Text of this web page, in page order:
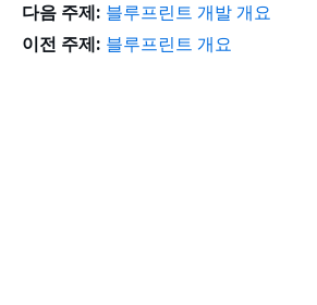
다음 주제: 블루프린트 개발 개요
이전 주제: 블루프린트 개요